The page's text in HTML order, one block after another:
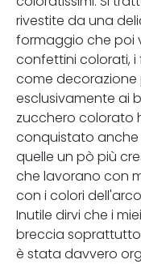
rivestite da una
formaggio che poi
confettini colorati, i
come decorazione
esclusivamente ai
zucchero colorato
conquistato
quelle un pò più
che lavorano con
con i colori
Inutile dirvi che i
breccia soprattutto
è stata davvero